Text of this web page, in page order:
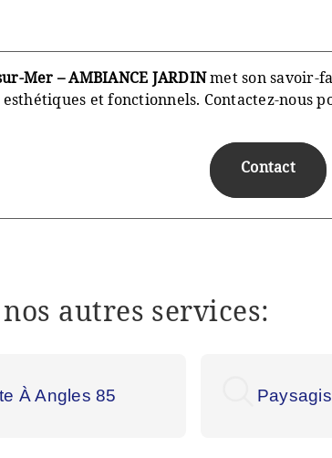
Mer – AMBIANCE JARDINmet son savoir-
et fonctionnels. Contactez-
Contact
autres services:
À Angles 85